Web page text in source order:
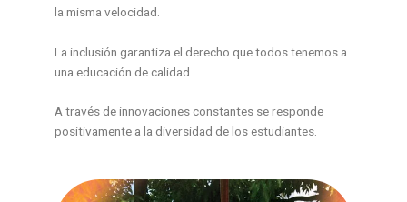
la misma velocidad.
La inclusión garantiza el derecho que todos tenemos a
una educación de calidad.
A través de innovaciones constantes se responde
positivamente a la diversidad de los estudiantes.